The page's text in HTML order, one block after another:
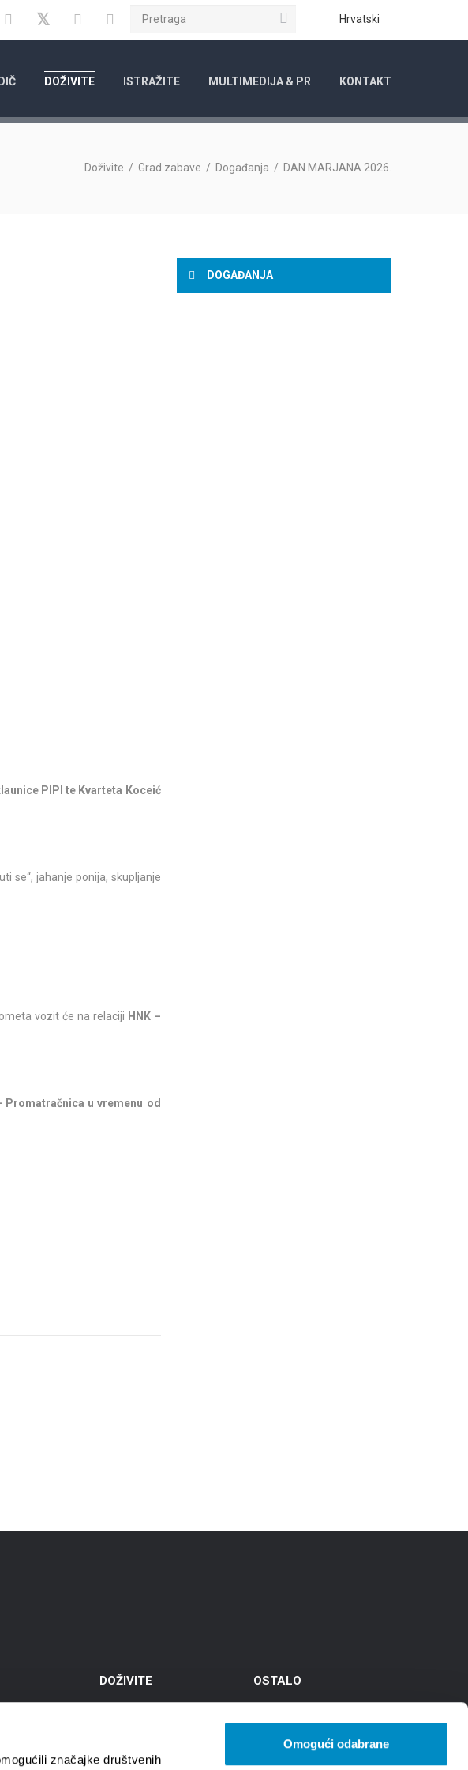
značajke društvenih
Omogući odabrane
FacebookTwitter YouTubeInstagram Hrvatski
Pretraga
DOŽIVITE ISTRAŽITE MULTIMEDIJA & PR KONTAKT
Doživite / Grad zabave / Događanja / DAN MARJANA 2026.
PIPI te Kvarteta Koceić
se“, jahanje ponija, skupljanje
vozit će na relaciji HNK –
Promatračnica u vremenu od
DOGAĐANJA
DOŽIVITE OSTALO